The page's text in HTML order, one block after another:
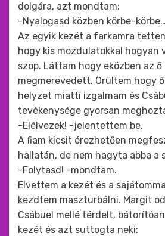
dolgára, azt mondtam:
-Nyalogasd közben körbe-
Az egyik kezét a farkamra
hogy kis mozdulatokkal hogyan
szop. Láttam hogy eközben az
megmerevedett. Örültem hogy
helyzet miatti izgalmam és
tevékenysége gyorsan
-Elélvezek! -jelentettem be.
A fiam kicsit érezhetően
hallatán, de nem hagyta abba a
-Folytasd! -mondtam.
Elvettem a kezét és a
kezdtem maszturbálni. Margit
Csábuel mellé térdelt,
kezét és azt suttogta neki: